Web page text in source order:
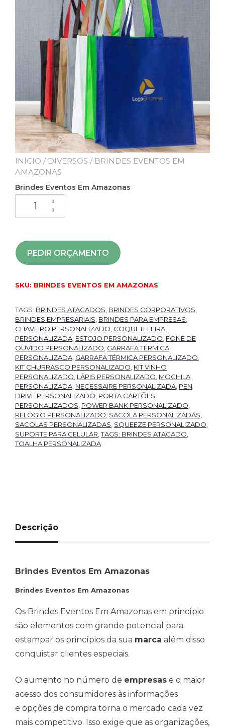
INÍCIO / DIVERSOS / BRINDES EVENTOS EM
AMAZONAS
Brindes Eventos Em Amazonas
PEDIR ORÇAMENTO
SKU: BRINDES EVENTOS EM AMAZONAS
TAGS: BRINDES ATACADOS BRINDES CORPORATIVOS
BRINDES EMPRESARIAIS BRINDES PARA EMPRESAS
CHAVEIRO PERSONALIZADO COQUETELEIRA
PERSONALIZADA ESTOJO PERSONALIZADO FONE DE
OUVIDO PERSONALIZADO GARRAFA TÉRMICA
PERSONALIZADA GARRAFA TÉRMICA PERSONALIZADO
KIT CHURRASCO PERSONALIZADO KIT VINHO
PERSONALIZADO LÁPIS PERSONALIZADO MOCHILA
PERSONALIZADA NECESSAIRE PERSONALIZADA PEN
DRIVE PERSONALIZADO PORTA CARTÕES
PERSONALIZADOS POWER BANK PERSONALIZADO
RELÓGIO PERSONALIZADO SACOLA PERSONALIZADAS
SACOLAS PERSONALIZADAS SQUEEZE PERSONALIZADO
SUPORTE PARA CELULAR ,TAGS: BRINDES ATACADO
TOALHA PERSONALIZADA
Descrição
Brindes Eventos Em Amazonas
Brindes Eventos Em Amazonas
Os Brindes Eventos Em Amazonas em princípio
são elementos com grande potencial para
estampar os princípios da sua marca além disso
conquistar clientes especiais.
O aumento no número de empresas e o maior
acesso dos consumidores às informações
e opções de compra torna o mercado cada vez
mais competitivo. Isso exige que as organizações,